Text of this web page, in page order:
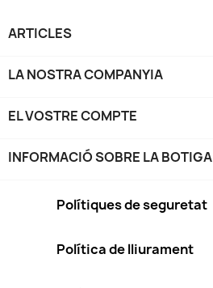
ARTICLES
LA NOSTRA COMPANYIA
EL VOSTRE COMPTE
INFORMACIÓ SOBRE LA BOTIGA
Polítiques de seguretat
Política de lliurament